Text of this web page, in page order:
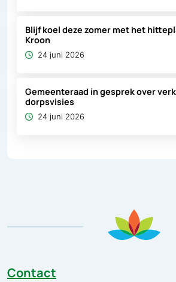
Blijf koel deze zomer met het
Kroon
24 juni 2026
Gemeenteraad in gesprek over
dorpsvisies
24 juni 2026
Contact